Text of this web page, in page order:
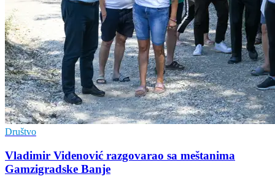
Društvo
Vladimir Vidеnović razgovarao sa mеštanima
Gamzigradskе Banjе